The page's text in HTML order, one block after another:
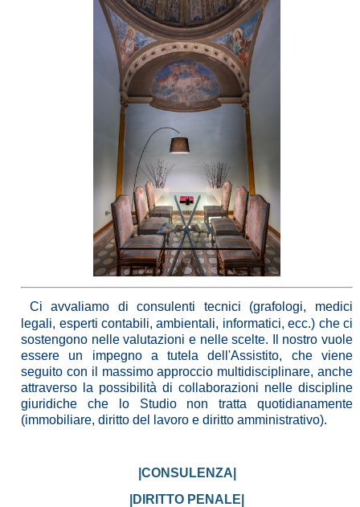
Ci avvaliamo di consulenti tecnici (grafologi, medici
legali, esperti contabili, ambientali, informatici, ecc.) che ci
sostengono nelle valutazioni e nelle scelte.
Il nostro vuole
essere un impegno a tutela dell'Assistito, che viene
seguito con il massimo approccio multidisciplinare, anche
attraverso la possibilità di collaborazioni nelle discipline
giuridiche che lo Studio non tratta quotidianamente
(immobiliare, diritto del lavoro e diritto amministrativo).
|CONSULENZA|
|DIRITTO PENALE|